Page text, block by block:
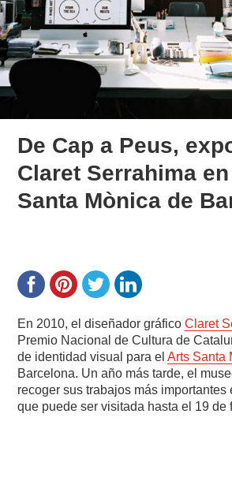
De Cap a Peus,
Claret Serrahima
Santa Mònica de
En 2010, el diseñador gráficoClaret
Premio Nacional de Cultura de
de identidad visual para elArts Santa
Barcelona. Un año más tarde, el
recoger sus trabajos más importantes
que puede ser visitada hasta el 19 de